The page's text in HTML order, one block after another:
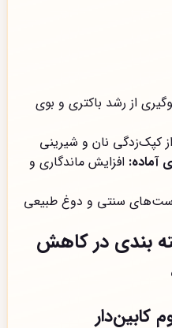
از رشد باکتری و بوی
کپک‌زدگی نان و شیرینی
آماده: افزایش ماندگاری و
سنتی و دوغ طبیعی
بندی در کاهش
کابین‌دار